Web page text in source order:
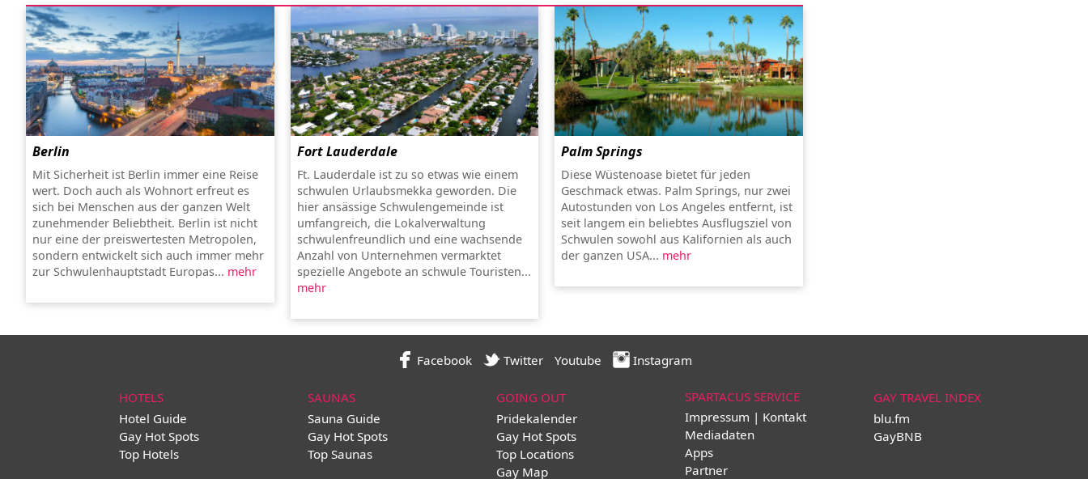
Berlin
Mit Sicherheit ist Berlin immer eine Reise
wert. Doch auch als Wohnort erfreut es
sich bei Menschen aus der ganzen Welt
zunehmender Beliebtheit. Berlin ist nicht
nur eine der preiswertesten Metropolen,
sondern entwickelt sich auch immer mehr
zur Schwulenhauptstadt Europas... mehr
Fort Lauderdale
Ft. Lauderdale ist zu so etwas wie einem
schwulen Urlaubsmekka geworden. Die
hier ansässige Schwulengemeinde ist
umfangreich, die Lokalverwaltung
schwulenfreundlich und eine wachsende
Anzahl von Unternehmen vermarktet
spezielle Angebote an schwule Touristen...
mehr
Palm Springs
Diese Wüstenoase bietet für jeden
Geschmack etwas. Palm Springs, nur zwei
Autostunden von Los Angeles entfernt, ist
seit langem ein beliebtes Ausflugsziel von
Schwulen sowohl aus Kalifornien als auch
der ganzen USA... mehr
Facebook Twitter Youtube Instagram
HOTELS
Hotel Guide
Gay Hot Spots
Top Hotels
SAUNAS
Sauna Guide
Gay Hot Spots
Top Saunas
GOING OUT
Pridekalender
Gay Hot Spots
Top Locations
Gay Map
SPARTACUS SERVICE
Impressum | Kontakt
Mediadaten
Apps
Partner
GAY TRAVEL INDEX
blu.fm
GayBNB